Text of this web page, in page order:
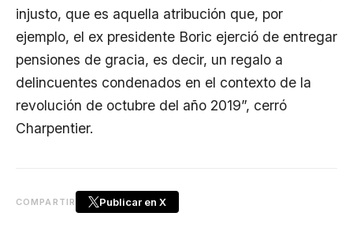
injusto, que es aquella atribución que, por
ejemplo, el ex presidente Boric ejerció de entregar
pensiones de gracia, es decir, un regalo a
delincuentes condenados en el contexto de la
revolución de octubre del año 2019”, cerró
Charpentier.
COMPARTIR Publicar en X